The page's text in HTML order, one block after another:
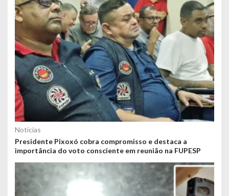
Notícias
Presidente Pixoxó cobra compromisso e destaca a
importância do voto consciente em reunião na FUPESP